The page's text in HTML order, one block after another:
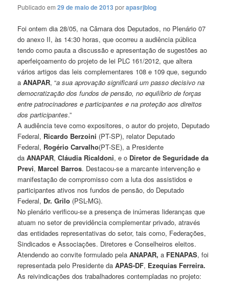
Publicado em29 de maio de 2013 porapasrjblog
Foi ontem dia 28/05, na Câmara dos Deputados, no Plenário 07
do anexo II, às 14:30 horas, que ocorreu a audiência pública
tendo como pauta a discussão e apresentação de sugestões ao
aperfeiçoamento do projeto de lei PLC 161/2012, que altera
vários artigos das leis complementares 108 e 109 que, segundo
aANAPAR, “a sua aprovação significará um passo decisivo na
democratização dos fundos de pensão, no equilíbrio de forças
entre patrocinadores e participantes e na proteção aos direitos
dos participantes.”
A audiência teve como expositores, o autor do projeto, Deputado
Federal, Ricardo Berzoini (PT-SP), relator Deputado
Federal, Rogério Carvalho(PT-SE), a Presidente
daANAPAR,Cláudia Ricaldoni, e o Diretor de Seguridade da
Previ,Marcel Barros. Destacou-se a marcante intervenção e
manifestação de compromisso com a luta dos assistidos e
participantes ativos nos fundos de pensão, do Deputado
Federal, Dr. Grilo (PSL-MG).
No plenário verificou-se a presença de inúmeras lideranças que
atuam no setor de previdência complementar privado, através
das entidades representativas do setor, tais como, Federações,
Sindicados e Associações. Diretores e Conselheiros eleitos.
Atendendo ao convite formulado pelaANAPAR, a FENAPAS, foi
representada pelo Presidente daAPAS-DF, Ezequias Ferreira.
As reivindicações dos trabalhadores contempladas no projeto: